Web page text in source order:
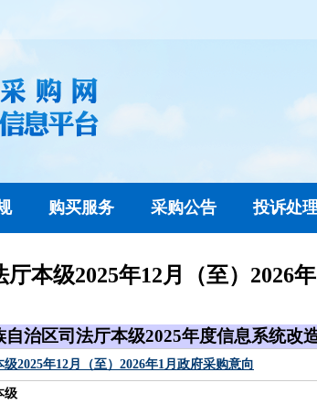
购买服务 采购公告 投诉处理
本级2025年12月（至）2026
自治区司法厅本级2025年度信息系统改
2025年12月（至）2026年1月政府采购意向
级